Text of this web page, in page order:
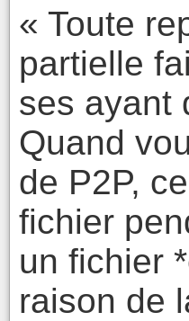
« Toute
partielle
ses ayant
Quand
de P2P,
fichier
un fichier
raison de